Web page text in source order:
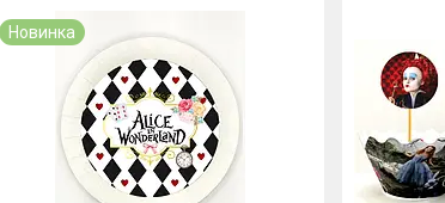
Новинка